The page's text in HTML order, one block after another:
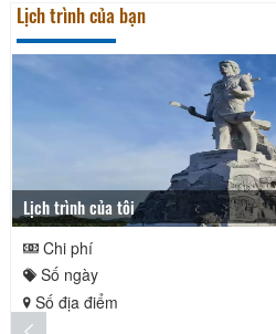
Lịch trình của bạn
Lịch trình của tôi
Chi phí
Số ngày
Số địa điểm